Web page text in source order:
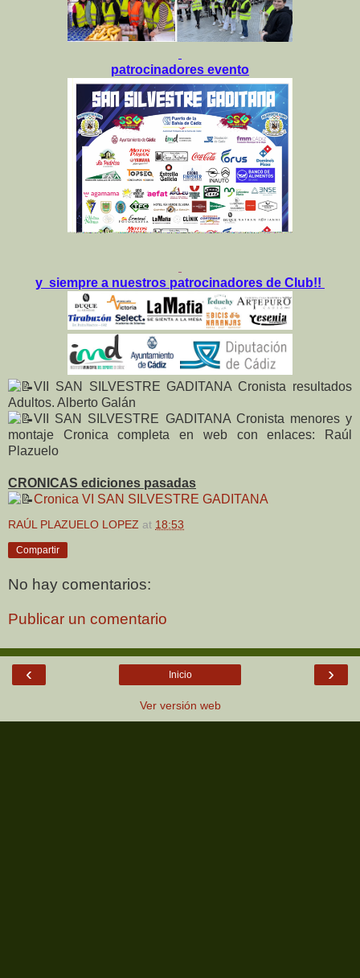
patrocinadores evento
y siempre a nuestros patrocinadores de Club!!
VII SAN SILVESTRE GADITANA Cronista resultados
Adultos. Alberto Galán
VII SAN SILVESTRE GADITANA Cronista menores y
montaje Cronica completa en web con enlaces: Raúl
Plazuelo
CRONICAS ediciones pasadas
Cronica VI SAN SILVESTRE GADITANA
RAÚL PLAZUELO LOPEZ at 18:53
Compartir
No hay comentarios:
Publicar un comentario
‹ ›
Inicio
Ver versión web